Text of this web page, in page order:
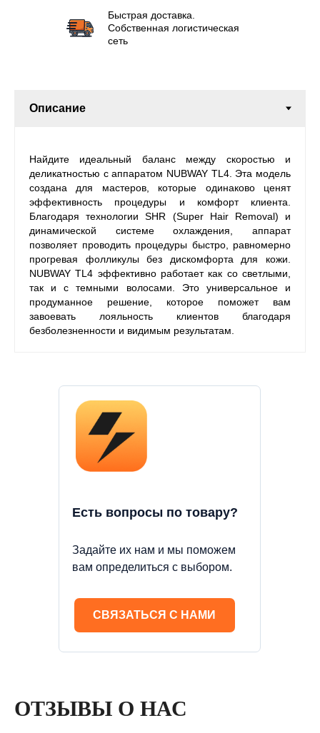
Быстрая доставка.
Собственная логистическая
сеть
Найдите идеальный баланс между скоростью и
деликатностью с аппаратом NUBWAY TL4. Эта модель
создана для мастеров, которые одинаково ценят
эффективность процедуры и комфорт клиента.
Благодаря технологии SHR (Super Hair Removal) и
динамической системе охлаждения, аппарат
позволяет проводить процедуры быстро, равномерно
прогревая фолликулы без дискомфорта для кожи.
NUBWAY TL4 эффективно работает как со светлыми,
так и с темными волосами. Это универсальное и
продуманное решение, которое поможет вам
завоевать лояльность клиентов благодаря
безболезненности и видимым результатам.
Есть вопросы по товару?
Задайте их нам и мы поможем
вам определиться с выбором.
СВЯЗАТЬСЯ С НАМИ
ОТЗЫВЫ О НАС